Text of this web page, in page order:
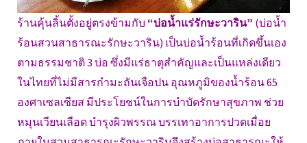
ร้านคุ้นลิ้นตั้งอยู่ตรงข้ามกับ “บ่อน้ำแร่รักษะวาริน” (บ่อน้ำ
ร้อนสวนสาธารณะรักษะวาริน) เป็นบ่อน้ำร้อนที่เกิดขึ้นเอง
ตามธรรมชาติ 3 บ่อ ซึ่งมีแร่ธาตุสำคัญและเป็นแหล่งเดียว
ในไทยที่ไม่มีสารกำมะถันเจือปน อุณหภูมิของน้ำร้อน 65
องศาเซลเซียส มีประโยชน์ในการบำบัดรักษาสุขภาพ ช่วย
หมุนเวียนเลือด บำรุงผิวพรรณ บรรเทาอาการปวดเมื่อย